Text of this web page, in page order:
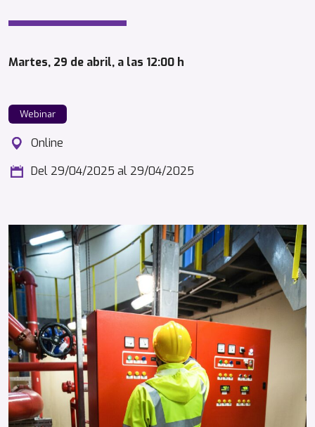
Martes, 29 de abril, a las 12:00 h
Webinar
Online
Del 29/04/2025 al 29/04/2025